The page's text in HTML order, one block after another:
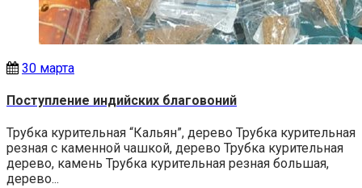
30 марта
Поступление индийских благовоний
Трубка курительная “Кальян”, дерево Трубка курительная
резная с каменной чашкой, дерево Трубка курительная
дерево, камень Трубка курительная резная большая,
дерево...